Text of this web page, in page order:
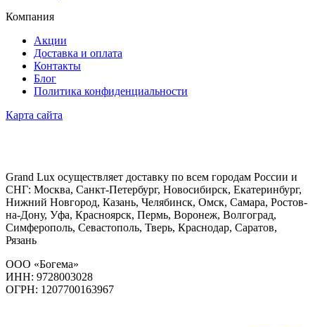
Компания
Акции
Доставка и оплата
Контакты
Блог
Политика конфиденциальности
Карта сайта
Grand Lux осуществляет доставку по всем городам России и
СНГ: Москва, Санкт-Петербург, Новосибирск, Екатеринбург,
Нижний Новгород, Казань, Челябинск, Омск, Самара, Ростов-
на-Дону, Уфа, Красноярск, Пермь, Воронеж, Волгоград,
Симферополь, Севастополь, Тверь, Краснодар, Саратов,
Рязань
ООО «Богема»
ИНН: 9728003028
ОГРН: 1207700163967